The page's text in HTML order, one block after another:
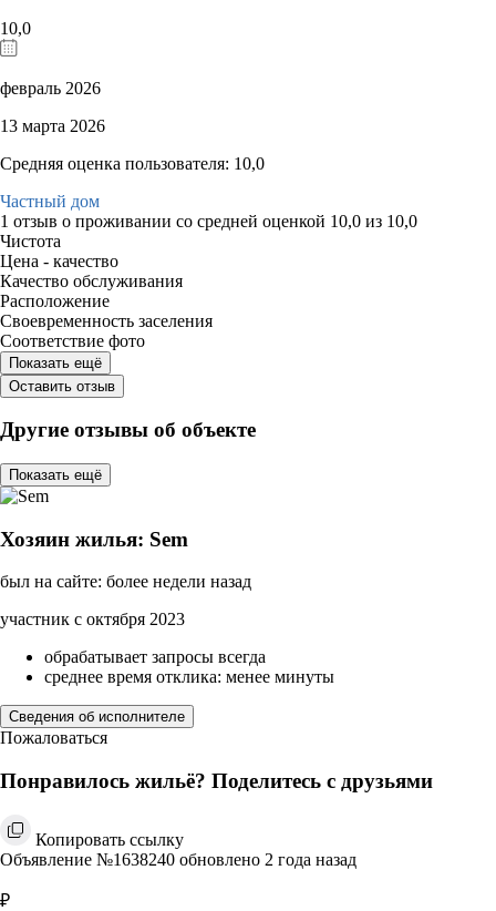
10,0
февраль 2026
13 марта 2026
Средняя оценка пользователя: 10,0
Частный дом
1 отзыв о проживании со средней оценкой 10,0 из 10,0
Чистота
Цена - качество
Качество обслуживания
Расположение
Своевременность заселения
Соответствие фото
Показать ещё
Оставить отзыв
Другие отзывы об объекте
Показать ещё
Хозяин жилья: Sem
был на сайте: более недели назад
участник с октября 2023
обрабатывает запросы всегда
среднее время отклика: менее минуты
Сведения об исполнителе
Пожаловаться
Понравилось жильё? Поделитесь с друзьями
Копировать ссылку
Объявление №1638240 обновлено 2 года назад
₽